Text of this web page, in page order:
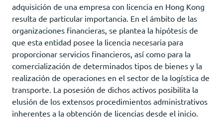
adquisición de una empresa con licencia en Hong Kong
resulta de particular importancia. En el ámbito de las
organizaciones financieras, se plantea la hipótesis de
que esta entidad posee la licencia necesaria para
proporcionar servicios financieros, así como para la
comercialización de determinados tipos de bienes y la
realización de operaciones en el sector de la logística de
transporte. La posesión de dichos activos posibilita la
elusión de los extensos procedimientos administrativos
inherentes a la obtención de licencias desde el inicio.